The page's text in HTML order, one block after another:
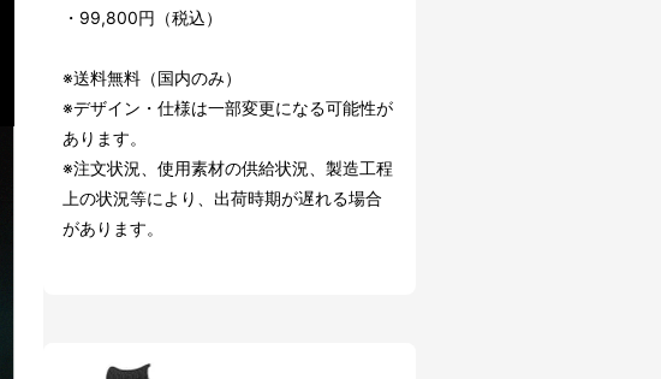
・99,800円（税込）
※送料無料（国内のみ）
※デザイン・仕様は一部変更になる可能性が
あります。
※注文状況、使用素材の供給状況、製造工程
上の状況等により、出荷時期が遅れる場合
があります。